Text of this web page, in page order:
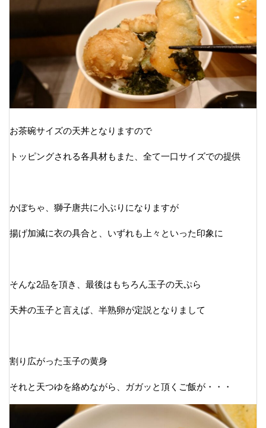
お茶碗サイズの天丼となりますので
トッピングされる各具材もまた、全て一口サイズでの提供
かぼちゃ、獅子唐共に小ぶりになりますが
揚げ加減に衣の具合と、いずれも上々といった印象に
そんな2品を頂き、最後はもちろん玉子の天ぷら
天丼の玉子と言えば、半熟卵が定説となりまして
割り広がった玉子の黄身
それと天つゆを絡めながら、ガガッと頂くご飯が・・・